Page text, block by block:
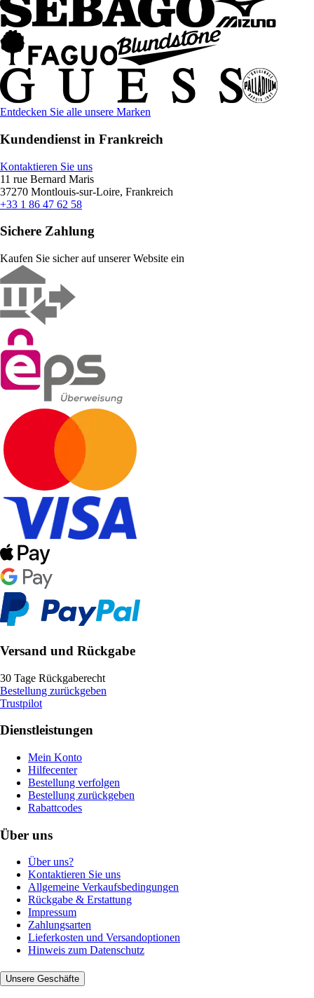
Entdecken Sie alle unsere Marken
Kundendienst in Frankreich
Kontaktieren Sie uns
11 rue Bernard Maris
37270 Montlouis-sur-Loire, Frankreich
+33 1 86 47 62 58
Sichere Zahlung
Kaufen Sie sicher auf unserer Website ein
Versand und Rückgabe
30 Tage Rückgaberecht
Bestellung zurückgeben
Trustpilot
Dienstleistungen
Mein Konto
Hilfecenter
Bestellung verfolgen
Bestellung zurückgeben
Rabattcodes
Über uns
Über uns?
Kontaktieren Sie uns
Allgemeine Verkaufsbedingungen
Rückgabe & Erstattung
Impressum
Zahlungsarten
Lieferkosten und Versandoptionen
Hinweis zum Datenschutz
Unsere Geschäfte